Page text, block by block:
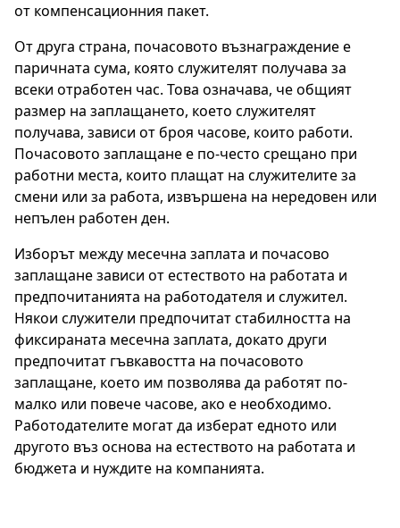
от компенсационния пакет.
От друга страна, почасовото възнаграждение е
паричната сума, която служителят получава за
всеки отработен час. Това означава, че общият
размер на заплащането, което служителят
получава, зависи от броя часове, които работи.
Почасовото заплащане е по-често срещано при
работни места, които плащат на служителите за
смени или за работа, извършена на нередовен или
непълен работен ден.
Изборът между месечна заплата и почасово
заплащане зависи от естеството на работата и
предпочитанията на работодателя и служител.
Някои служители предпочитат стабилността на
фиксираната месечна заплата, докато други
предпочитат гъвкавостта на почасовото
заплащане, което им позволява да работят по-
малко или повече часове, ако е необходимо.
Работодателите могат да изберат едното или
другото въз основа на естеството на работата и
бюджета и нуждите на компанията.